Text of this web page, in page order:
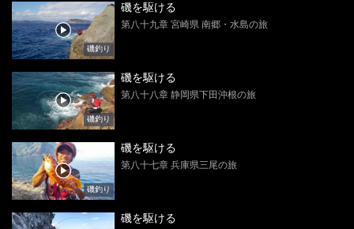
磯釣り
磯を駆ける
第八十九章 宮崎県 南郷・水島の旅
磯釣り
磯を駆ける
第八十八章 静岡県下田沖根の旅
磯釣り
磯を駆ける
第八十七章 兵庫県三尾の旅
磯を駆ける